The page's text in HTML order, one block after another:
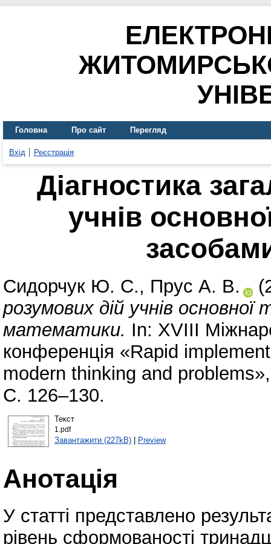
Головна Про сайт Перегляд
Вхід Реєстрація
Діагностика
учнів
Сидорчук Ю. С., Прус А. В.
розумових дій учнів
математики. In: XVIII
конференція «Rapid
modern thinking and
С. 126–130.
Текст
1.pdf
Завантажити (227kB)| Preview
Анотація
У статті представлено
рівень сформованості